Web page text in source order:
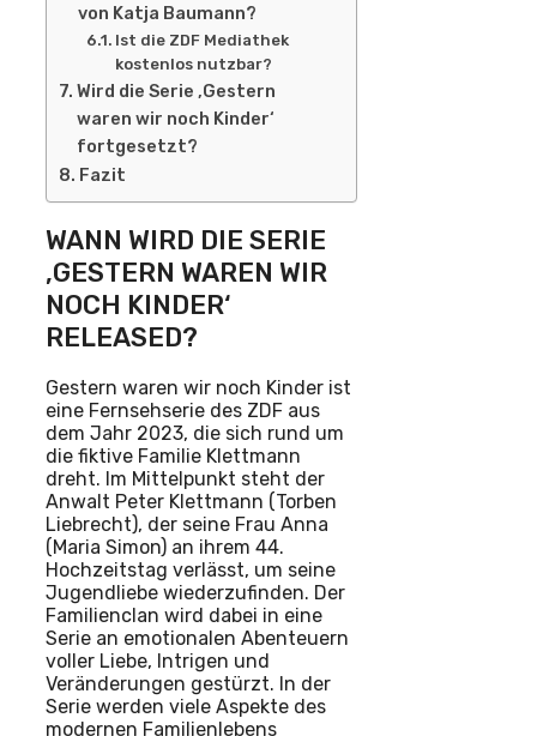
von Katja Baumann?
Ist die ZDF Mediathek
kostenlos nutzbar?
Wird die Serie ‚Gestern
waren wir noch Kinder‘
fortgesetzt?
Fazit
WANN WIRD DIE SERIE
‚GESTERN WAREN WIR
NOCH KINDER‘
RELEASED?
Gestern waren wir noch Kinder ist
eine Fernsehserie des ZDF aus
dem Jahr 2023, die sich rund um
die fiktive Familie Klettmann
dreht. Im Mittelpunkt steht der
Anwalt Peter Klettmann (Torben
Liebrecht), der seine Frau Anna
(Maria Simon) an ihrem 44.
Hochzeitstag verlässt, um seine
Jugendliebe wiederzufinden. Der
Familienclan wird dabei in eine
Serie an emotionalen Abenteuern
voller Liebe, Intrigen und
Veränderungen gestürzt. In der
Serie werden viele Aspekte des
modernen Familienlebens